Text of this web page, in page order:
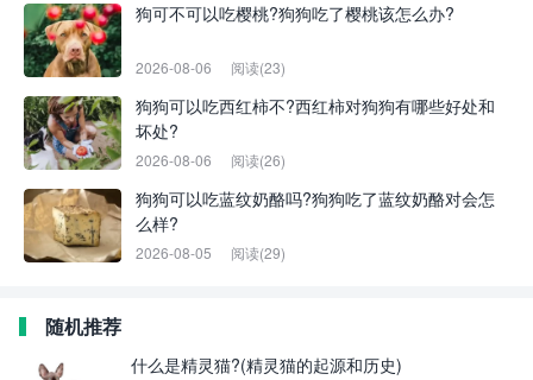
狗可不可以吃樱桃?狗狗吃了樱桃该怎么办?
2026-08-06 阅读(23)
狗狗可以吃西红柿不?西红柿对狗狗有哪些好处和
坏处?
2026-08-06 阅读(26)
狗狗可以吃蓝纹奶酪吗?狗狗吃了蓝纹奶酪对会怎
么样?
2026-08-05 阅读(29)
随机推荐
什么是精灵猫?(精灵猫的起源和历史)